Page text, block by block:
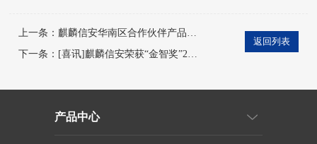
上一条： 麒麟信安华南区合作伙伴产品培训交流会圆满落幕
下一条： [喜讯]麒麟信安荣获“金智奖”2019年度优秀单位奖
返回列表
产品中心